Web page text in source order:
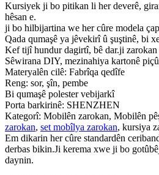
Kursiyek ji bo pitikan li her deverê,
hêsan e.
ji bo hilbijartina we her cûre modela
Qada qumaşê ya jêvekirî û şuştinê, bi
Kef tijî hundur dagirtî, bê dar.ji
Sêwirana DIY, mezinahiya kartonê
Materyalên cilê: Fabrîqa qedîfe
Reng: sor, şîn, pembe
Bi qumaşê polester vebijarkî
Porta barkirinê: SHENZHEN
Kategorî: Mobilên zarokan, Mobilên
zarokan, set mobîlya zarokan, kursiya
Em dikarin her cûre standardên
derbas bikin.Ji kerema xwe ji bo
daynin.